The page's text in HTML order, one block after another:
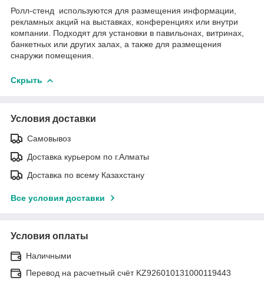
Ролл-стенд используются для размещения информации,
рекламных акций на выставках, конференциях или внутри
компании. Подходят для установки в павильонах, витринах,
банкетных или других залах, а также для размещения
снаружи помещения.
Скрыть
Условия доставки
Самовывоз
Доставка курьером по г.Алматы
Доставка по всему Казахстану
Все условия доставки
Условия оплаты
Наличными
Перевод на расчетный счёт KZ926010131000119443